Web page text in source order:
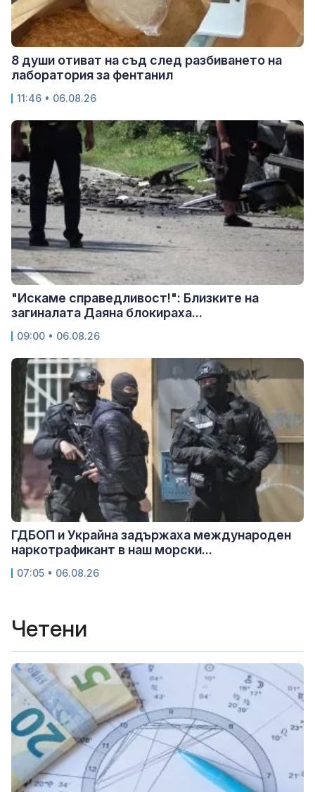
8 души отиват на съд след разбиването на
лаборатория за фентанил
11:46 • 06.08.26
"Искаме справедливост!": Близките на
загиналата Даяна блокираха...
09:00 • 06.08.26
ГДБОП и Украйна задържаха международен
наркотрафикант в наш морски...
07:05 • 06.08.26
Четени